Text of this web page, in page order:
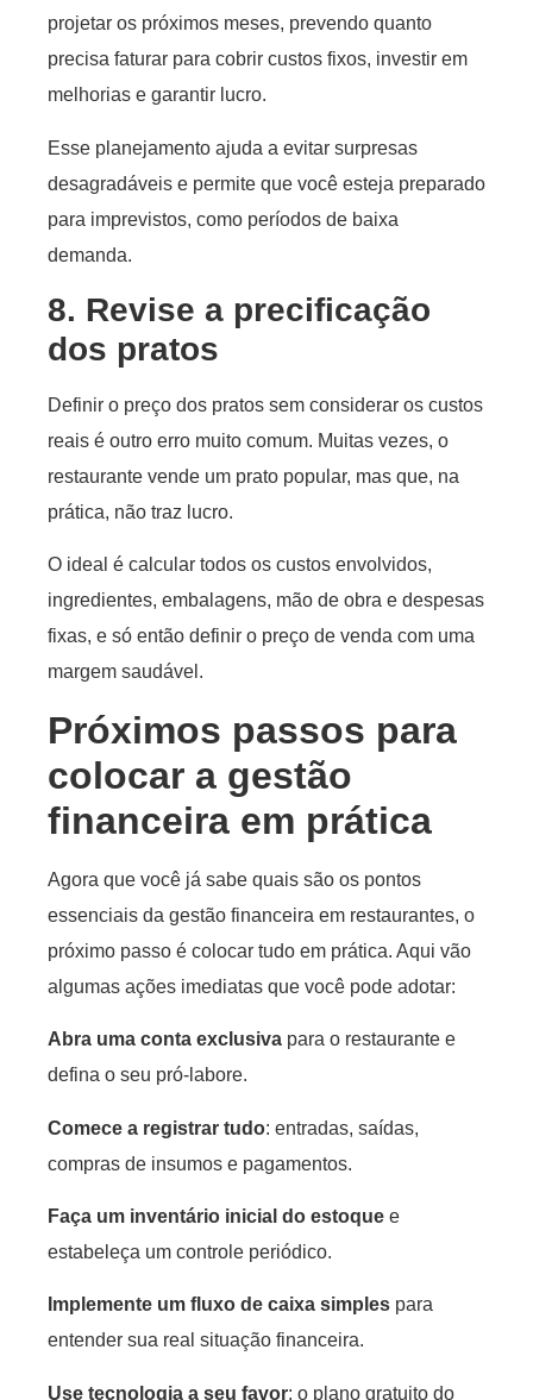
projetar os próximos meses, prevendo quanto
precisa faturar para cobrir custos fixos, investir em
melhorias e garantir lucro.
Esse planejamento ajuda a evitar surpresas
desagradáveis e permite que você esteja preparado
para imprevistos, como períodos de baixa
demanda.
8. Revise a precificação
dos pratos
Definir o preço dos pratos sem considerar os custos
reais é outro erro muito comum. Muitas vezes, o
restaurante vende um prato popular, mas que, na
prática, não traz lucro.
O ideal é calcular todos os custos envolvidos,
ingredientes, embalagens, mão de obra e despesas
fixas, e só então definir o preço de venda com uma
margem saudável.
Próximos passos para
colocar a gestão
financeira em prática
Agora que você já sabe quais são os pontos
essenciais da gestão financeira em restaurantes, o
próximo passo é colocar tudo em prática. Aqui vão
algumas ações imediatas que você pode adotar:
Abra uma conta exclusiva para o restaurante e
defina o seu pró-labore.
Comece a registrar tudo: entradas, saídas,
compras de insumos e pagamentos.
Faça um inventário inicial do estoque e
estabeleça um controle periódico.
Implemente um fluxo de caixa simples para
entender sua real situação financeira.
Use tecnologia a seu favor: o plano gratuito do